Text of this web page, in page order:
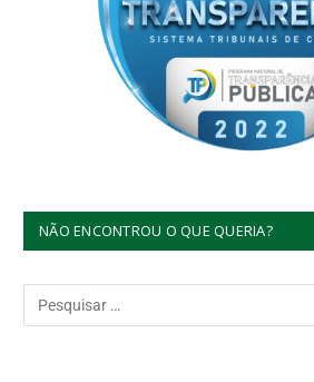
NÃO ENCONTROU O QUE QUERIA?